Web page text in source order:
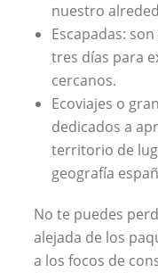
nuestro
Escapadas:
tres días para
cercanos.
Ecoviajes o
dedicados a
territorio de
geografía
No te puedes
alejada de los
a los focos de